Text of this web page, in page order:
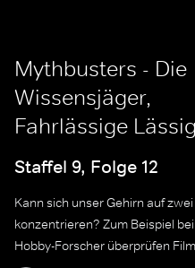
Mythbusters - Die
Wissensjäger,
Fahrlässige
Staffel 9, Folge 12
Kann sich unser Gehirn auf
konzentrieren? Zum Beispiel
Hobby-Forscher überprüfen